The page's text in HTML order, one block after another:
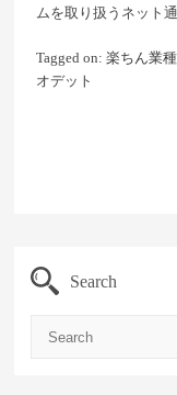
ムを取り扱うネット
Tagged on:楽ちん業
オデット
Search